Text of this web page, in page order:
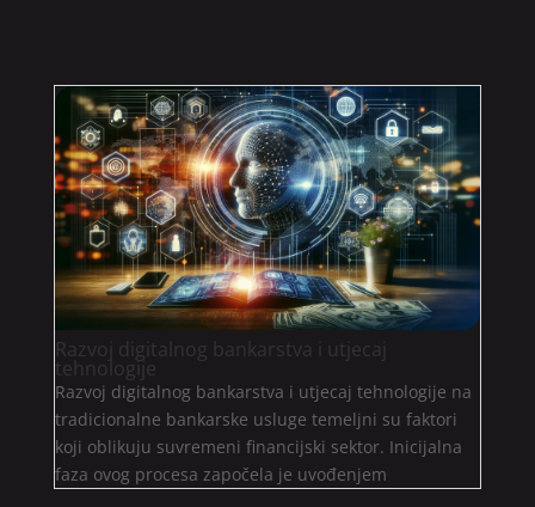
Razvoj digitalnog bankarstva i utjecaj
tehnologije
Razvoj digitalnog bankarstva i utjecaj tehnologije na
tradicionalne bankarske usluge temeljni su faktori
koji oblikuju suvremeni financijski sektor. Inicijalna
faza ovog procesa započela je uvođenjem